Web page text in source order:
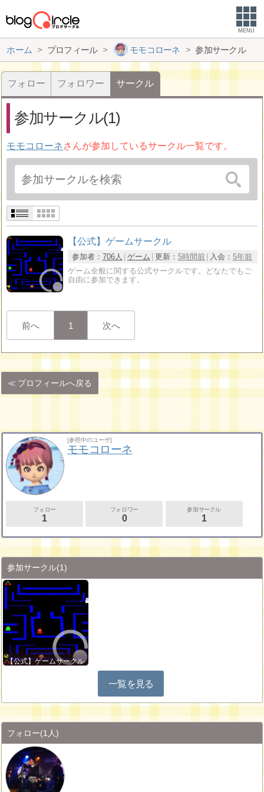
MENU
ホーム プロフィール モモコローネ 参加サークル
フォロー フォロワー サークル
参加サークル(1)
モモコローネさんが参加しているサークル一覧です。
【公式】ゲームサークル
参加者： 706人 ゲーム 更新： 5時間前 入会： 5年前
ゲーム全般に関する公式サークルです。どなたでもご
自由に参加できます。
前へ 1 次へ
プロフィールへ戻る
[参照中のユーザ]
モモコローネ
フォロー
1
フォロワー
0
参加サークル
1
参加サークル(1)
【公式】ゲームサークル
一覧を見る
フォロー(1人)